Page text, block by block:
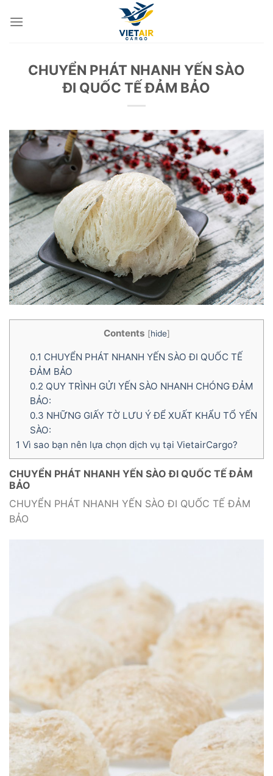
CHUYỂN PHÁT NHANH YẾN SÀO
ĐI QUỐC TẾ ĐẢM BẢO
Contents [hide]
0.1 CHUYỂN PHÁT NHANH YẾN SÀO ĐI QUỐC TẾ
ĐẢM BẢO
0.2 QUY TRÌNH GỬI YẾN SÀO NHANH CHÓNG ĐẢM
BẢO:
0.3 NHỮNG GIẤY TỜ LƯU Ý ĐỂ XUẤT KHẨU TỔ YẾN
SÀO:
1 Vì sao bạn nên lựa chọn dịch vụ tại VietairCargo?
CHUYỂN PHÁT NHANH YẾN SÀO ĐI QUỐC TẾ ĐẢM
BẢO
CHUYỂN PHÁT NHANH YẾN SÀO ĐI QUỐC TẾ ĐẢM
BẢO